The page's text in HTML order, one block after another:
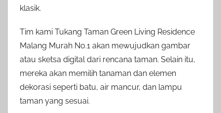
klasik.
Tim kami Tukang Taman Green Living Residence
Malang Murah No.1 akan mewujudkan gambar
atau sketsa digital dari rencana taman. Selain itu,
mereka akan memilih tanaman dan elemen
dekorasi seperti batu, air mancur, dan lampu
taman yang sesuai.